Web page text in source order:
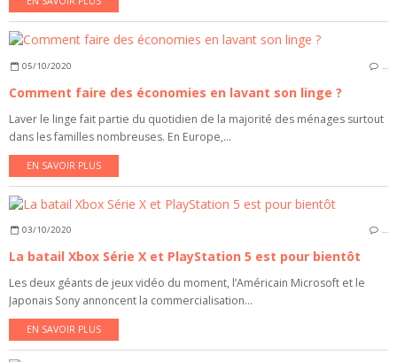
05/10/2020 …
Comment faire des économies en lavant son linge ?
Laver le linge fait partie du quotidien de la majorité des ménages surtout
dans les familles nombreuses. En Europe,...
EN SAVOIR PLUS
03/10/2020 …
La batail Xbox Série X et PlayStation 5 est pour bientôt
Les deux géants de jeux vidéo du moment, l’Américain Microsoft et le
Japonais Sony annoncent la commercialisation...
EN SAVOIR PLUS